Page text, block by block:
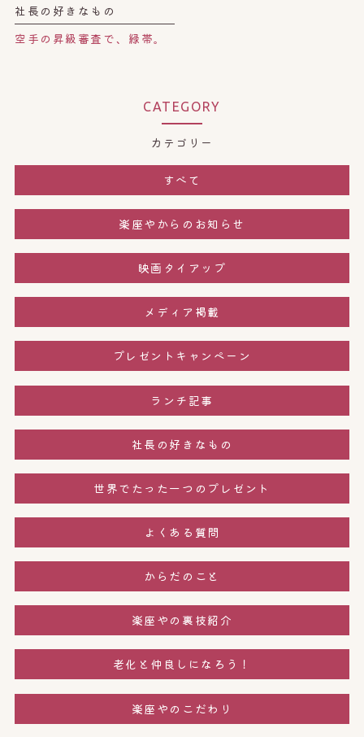
社長の好きなもの
空手の昇級審査で、緑帯。
CATEGORY
カテゴリー
すべて
楽座やからのお知らせ
映画タイアップ
メディア掲載
プレゼントキャンペーン
ランチ記事
社長の好きなもの
世界でたった一つのプレゼント
よくある質問
からだのこと
楽座やの裏技紹介
老化と仲良しになろう！
楽座やのこだわり